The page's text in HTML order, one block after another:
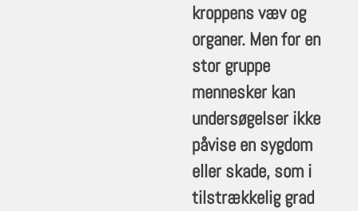
kroppens væv og
organer. Men for en
stor gruppe
mennesker kan
undersøgelser ikke
påvise en sygdom
eller skade, som i
tilstrækkelig grad